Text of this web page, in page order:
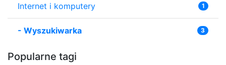
Internet i komputery 1
- Wyszukiwarka 3
Popularne tagi